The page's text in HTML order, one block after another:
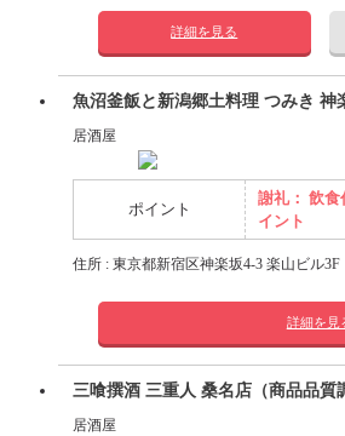
詳細を見る
魚沼釜飯と新潟郷土料理 つみき 神
居酒屋
ポイント
謝礼： 飲食
イント
住所 : 東京都新宿区神楽坂4-3 楽山ビル3F
詳細を見
三喰撰酒 三重人 桑名店（商品品質
居酒屋